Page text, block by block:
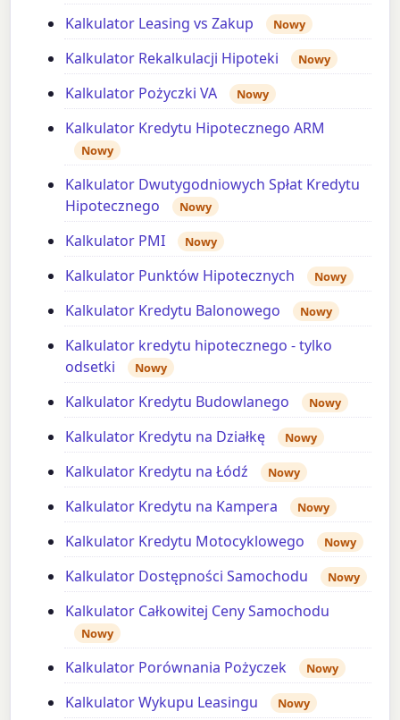
Kalkulator Leasing vs Zakup Nowy
Kalkulator Rekalkulacji Hipoteki Nowy
Kalkulator Pożyczki VA Nowy
Kalkulator Kredytu Hipotecznego ARM
Nowy
Kalkulator Dwutygodniowych Spłat Kredytu
Hipotecznego
Nowy
Kalkulator PMI Nowy
Kalkulator Punktów Hipotecznych Nowy
Kalkulator Kredytu Balonowego Nowy
Kalkulator kredytu hipotecznego - tylko
odsetki
Nowy
Kalkulator Kredytu Budowlanego Nowy
Kalkulator Kredytu na Działkę Nowy
Kalkulator Kredytu na Łódź Nowy
Kalkulator Kredytu na Kampera Nowy
Kalkulator Kredytu Motocyklowego Nowy
Kalkulator Dostępności Samochodu Nowy
Kalkulator Całkowitej Ceny Samochodu
Nowy
Kalkulator Porównania Pożyczek Nowy
Kalkulator Wykupu Leasingu Nowy